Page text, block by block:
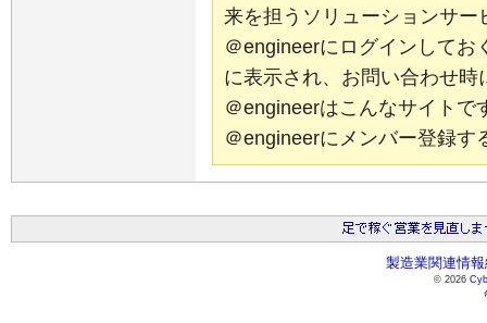
来を担うソリューションサ
＠engineerにログインしてお
に表示され、お問い合わせ時
＠engineerはこんなサイ
＠engineerにメンバー登
製造業関連情
© 2026